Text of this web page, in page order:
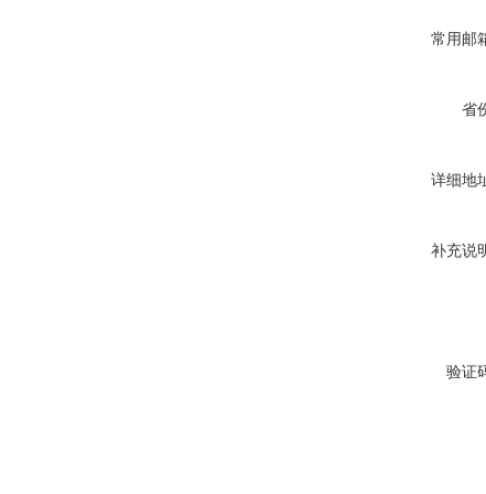
常用邮
省
详细地
补充说
验证